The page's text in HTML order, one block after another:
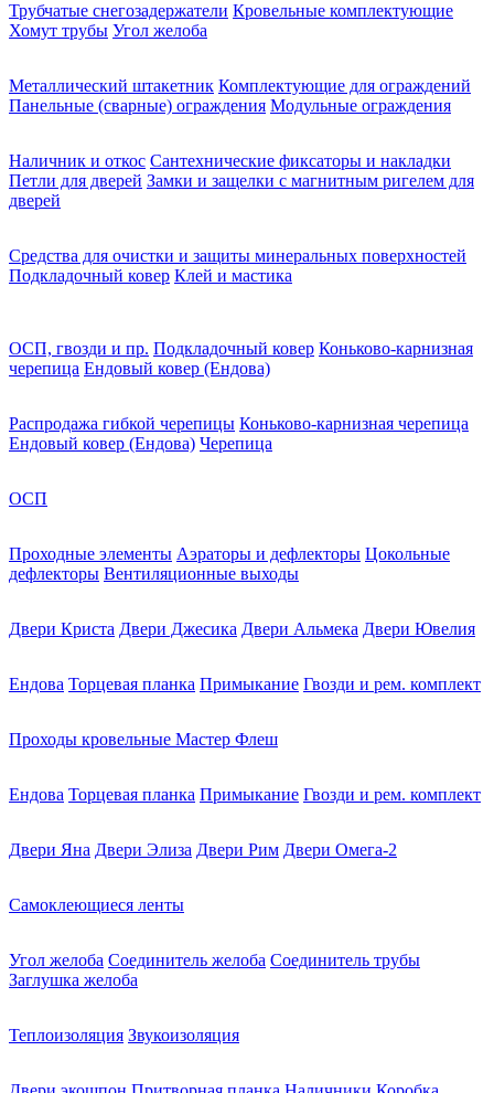
Трубчатые снегозадержатели Кровельные комплектующие
Хомут трубы Угол желоба
Металлический штакетник Комплектующие для ограждений
Панельные (сварные) ограждения Модульные ограждения
Наличник и откос Сантехнические фиксаторы и накладки
Петли для дверей Замки и защелки с магнитным ригелем для
дверей
Средства для очистки и защиты минеральных поверхностей
Подкладочный ковер Клей и мастика
ОСП, гвозди и пр. Подкладочный ковер Коньково-карнизная
черепица Ендовый ковер (Ендова)
Распродажа гибкой черепицы Коньково-карнизная черепица
Ендовый ковер (Ендова) Черепица
ОСП
Проходные элементы Аэраторы и дефлекторы Цокольные
дефлекторы Вентиляционные выходы
Двери Криста Двери Джесика Двери Альмека Двери Ювелия
Ендова Торцевая планка Примыкание Гвозди и рем. комплект
Проходы кровельные Мастер Флеш
Ендова Торцевая планка Примыкание Гвозди и рем. комплект
Двери Яна Двери Элиза Двери Рим Двери Омега-2
Самоклеющиеся ленты
Угол желоба Соединитель желоба Соединитель трубы
Заглушка желоба
Теплоизоляция Звукоизоляция